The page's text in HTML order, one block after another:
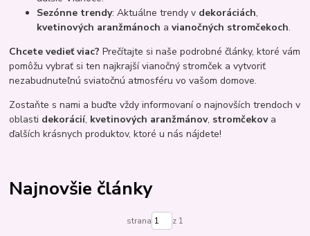
Sezónne trendy: Aktuálne trendy v dekoráciách,
kvetinových aranžmánoch avianočných stromčekoch.
Chcete vedieť viac? Prečítajte si naše podrobné články, ktoré vám
pomôžu vybrať si ten najkrajší vianočný stromček a vytvoriť
nezabudnuteľnú sviatočnú atmosféru vo vašom domove.
Zostaňte s nami a buďte vždy informovaní o najnovších trendoch v
oblasti dekorácií, kvetinových aranžmánov, stromčekova
ďalších krásnych produktov, ktoré u nás nájdete!
Najnovšie články
strana z 1